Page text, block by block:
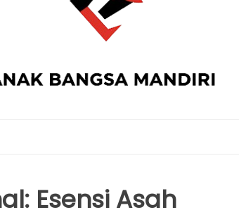
Esensi Asah